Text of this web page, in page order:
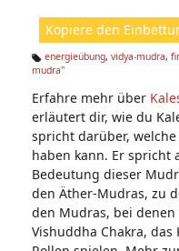
Kopiere den
Ta
s:
energieübung, vidya-mudra,
mudra"
Erfahre mehr über
erläutert dir, wie du
spricht darüber,
haben kann. Er spricht
Bedeutung dieser
den Äther-Mudras, zu
den Mudras, bei
Vishuddha Chakra,